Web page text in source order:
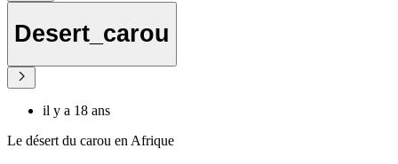
Desert_carou
il y a 18 ans
Le désert du carou en Afrique